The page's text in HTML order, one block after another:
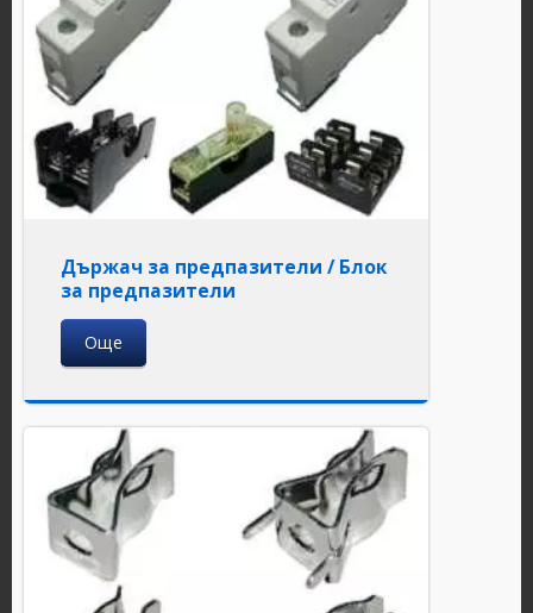
Държач за предпазители / Блок
за предпазители
Още